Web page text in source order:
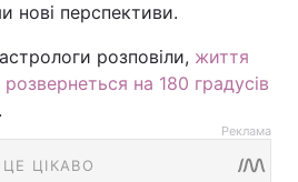
нові перспективи.
розповіли, життя
розвернеться на 180 градусів
Реклама